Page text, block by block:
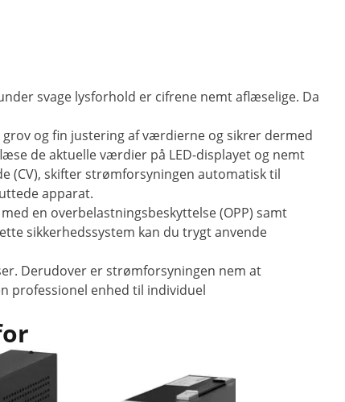
svage lysforhold er cifrene nemt aflæselige. Da
og fin justering af værdierne og sikrer dermed
de aktuelle værdier på LED-displayet og nemt
(CV), skifter strømforsyningen automatisk til
apparat.
en overbelastningsbeskyttelse (OPP) samt
sikkerhedssystem kan du trygt anvende
Derudover er strømforsyningen nem at
professionel enhed til individuel